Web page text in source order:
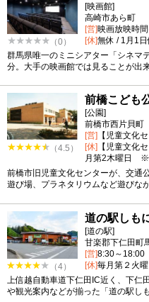
（0）
[映画館]
高崎市あら町
[営]映画放映時
[休]無休 / 1月1
群馬県唯一のミニシアター「シネマ
分。大手の映画館では見ることが出
（4.5）
前橋こども
[公園]
前橋市西片貝町
[営] 【児童文化
[休] 【児童文化
月第2木曜日 ※
前橋市旧児童文化センターが、交通
遊び場、プラネタリウムなど遊びな
（4）
道の駅しも
[道の駅]
甘楽郡下仁田町
[営]8:30～18:00
[休]毎月第２火
上信越自動車道下仁田IC近く、下
や観光案内などが揃った「道の駅し